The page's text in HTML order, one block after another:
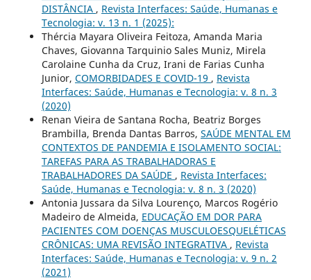
DISTÂNCIA , Revista Interfaces: Saúde, Humanas e
Tecnologia: v. 13 n. 1 (2025):
Thércia Mayara Oliveira Feitoza, Amanda Maria
Chaves, Giovanna Tarquinio Sales Muniz, Mirela
Carolaine Cunha da Cruz, Irani de Farias Cunha
Junior, COMORBIDADES E COVID-19 , Revista
Interfaces: Saúde, Humanas e Tecnologia: v. 8 n. 3
(2020)
Renan Vieira de Santana Rocha, Beatriz Borges
Brambilla, Brenda Dantas Barros, SAÚDE MENTAL EM
CONTEXTOS DE PANDEMIA E ISOLAMENTO SOCIAL:
TAREFAS PARA AS TRABALHADORAS E
TRABALHADORES DA SAÚDE , Revista Interfaces:
Saúde, Humanas e Tecnologia: v. 8 n. 3 (2020)
Antonia Jussara da Silva Lourenço, Marcos Rogério
Madeiro de Almeida, EDUCAÇÃO EM DOR PARA
PACIENTES COM DOENÇAS MUSCULOESQUELÉTICAS
CRÔNICAS: UMA REVISÃO INTEGRATIVA , Revista
Interfaces: Saúde, Humanas e Tecnologia: v. 9 n. 2
(2021)